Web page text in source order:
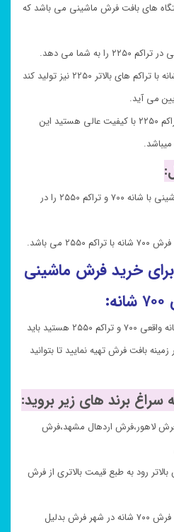
های بافت فرش ماشینی می باشد که
این دستگاه می تواند فرش ۷۰۰ شانه با تراکم های بالاتر ۲۲۵۰ نیز تولید کند
می آید.
ولی اگر دنبال فرش ۷۰۰ شانه با تراکم ۲۲۵۰ با کیفیت عالی هستید این
این دستگاه دقیقا کیفیت فرش ماشینی با شانه ۷۰۰ و تراکم ۲۵۵۰ را در
می باشد.
خرید فرش ماشینی
اگر شما بدنبال فرش ماشینی با شانه واقعی ۷۰۰ و تراکم ۲۵۵۰ هستید باید
بافت فرش تهیه نمایید تا بتوانید
برند های زیر بروید:
لاهور،فرش اردهال مشهد،فرش
رود به طبع قیمت بالاتری از فرش
و باید گفت که بعنوان مثال قیمت فرش ۷۰۰ شانه در شهر فرش بدلیل